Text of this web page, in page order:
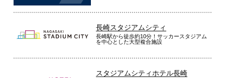
長崎スタジアムシティ
長崎駅から徒歩約10分！サッカースタジアム
を中心とした大型複合施設
スタジアムシティホテル長崎